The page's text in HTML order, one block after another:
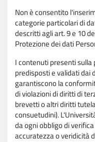
Non è consentito
categorie particolari di
descritti agli art. 9 e 10
Protezione dei dati
I contenuti presenti
predisposti e validati dai
garantiscono la
di violazioni di diritti di
brevetti o altri diritti
consuetudini).
da ogni obbligo di
accuratezza o veridicità